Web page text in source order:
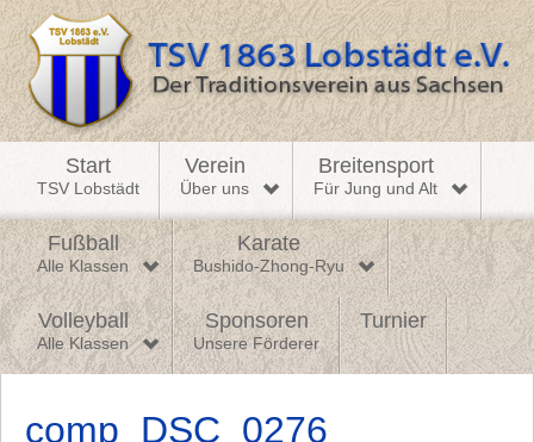
Start
TSV Lobstädt
Verein
Über uns
Breitensport
Für Jung und Alt
Fußball
Alle Klassen
Karate
Bushido-Zhong-Ryu
Volleyball
Alle Klassen
Sponsoren
Unsere Förderer
Turnier
comp_DSC_0276